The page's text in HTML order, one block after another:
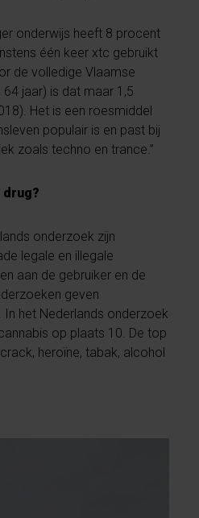
onderwijs heeft 8 procent
één keer xtc gebruikt
de volledige Vlaamse
jaar) is dat maar 1,5
Het is een roesmiddel
populair is en past bij
zoals techno en trance.”
onderzoek zijn
legale en illegale
aan de gebruiker en de
geven
het Nederlands onderzoek
op plaats 10. De top
heroïne, tabak, alcohol